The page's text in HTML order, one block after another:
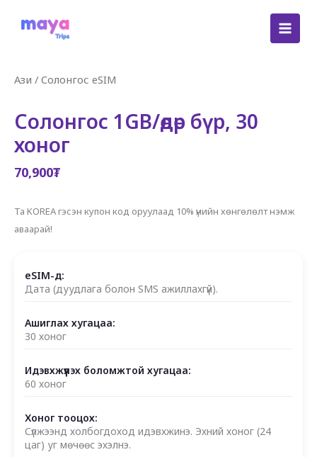
Ази / Солонгос eSIM
Солонгос 1GB/өдөр бүр, 30
хоног
70,900₮
Та KOREA гэсэн купон код оруулаад 10% үнийн хөнгөлөлт нэмж
аваарай!
eSIM-д:
Дата (дуудлага болон SMS ажиллахгүй).
Ашиглах хугацаа:
30 хоног
Идэвхжүүлэх боломжтой хугацаа:
60 хоног
Хоног тооцох:
Сүлжээнд холбогдоход идэвхжинэ. Эхний хоног (24
цаг) уг мөчөөс эхэлнэ.